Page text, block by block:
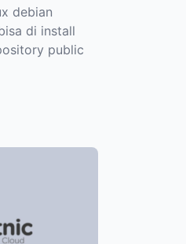
debian
di install
public